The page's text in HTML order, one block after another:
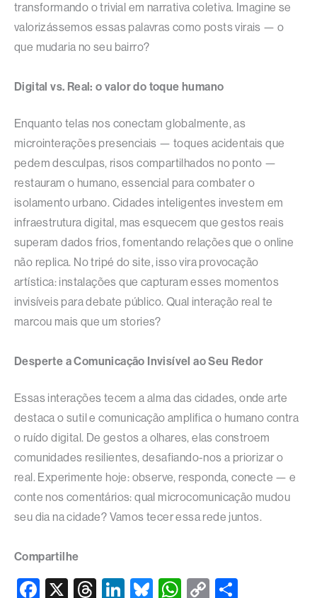
transformando o trivial em narrativa coletiva. Imagine se
valorizássemos essas palavras como posts virais — o
que mudaria no seu bairro?​
Digital vs. Real: o valor do toque humano
Enquanto telas nos conectam globalmente, as
microinterações presenciais — toques acidentais que
pedem desculpas, risos compartilhados no ponto —
restauram o humano, essencial para combater o
isolamento urbano. Cidades inteligentes investem em
infraestrutura digital, mas esquecem que gestos reais
superam dados frios, fomentando relações que o online
não replica. No tripé do site, isso vira provocação
artística: instalações que capturam esses momentos
invisíveis para debate público. Qual interação real te
marcou mais que um stories?​
Desperte a Comunicação Invisível ao Seu Redor
Essas interações tecem a alma das cidades, onde arte
destaca o sutil e comunicação amplifica o humano contra
o ruído digital. De gestos a olhares, elas constroem
comunidades resilientes, desafiando-nos a priorizar o
real. Experimente hoje: observe, responda, conecte — e
conte nos comentários: qual microcomunicação mudou
seu dia na cidade? Vamos tecer essa rede juntos.​
Compartilhe
F
X
T
Li
Bl
W
C